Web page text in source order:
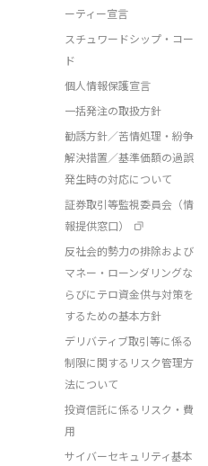
ーティー宣言
スチュワードシップ・コー
ド
個人情報保護宣言
一括発注の取扱方針
勧誘方針／苦情処理・紛争
解決措置／基準価額の過誤
発生時の対応について
証券取引等監視委員会（情
報提供窓口）
反社会的勢力の排除および
マネー・ローンダリングな
らびにテロ資金供与対策を
するための基本方針
デリバティブ取引等に係る
制限に関するリスク管理方
法について
投資信託に係るリスク・費
用
サイバーセキュリティ基本